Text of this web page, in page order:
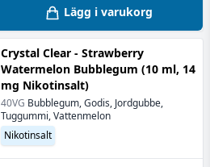
Lägg i varukorg
Crystal Clear - Strawberry
Watermelon Bubblegum (10 ml, 14
mg Nikotinsalt)
40VG Bubblegum, Godis, Jordgubbe,
Tuggummi, Vattenmelon
Nikotinsalt